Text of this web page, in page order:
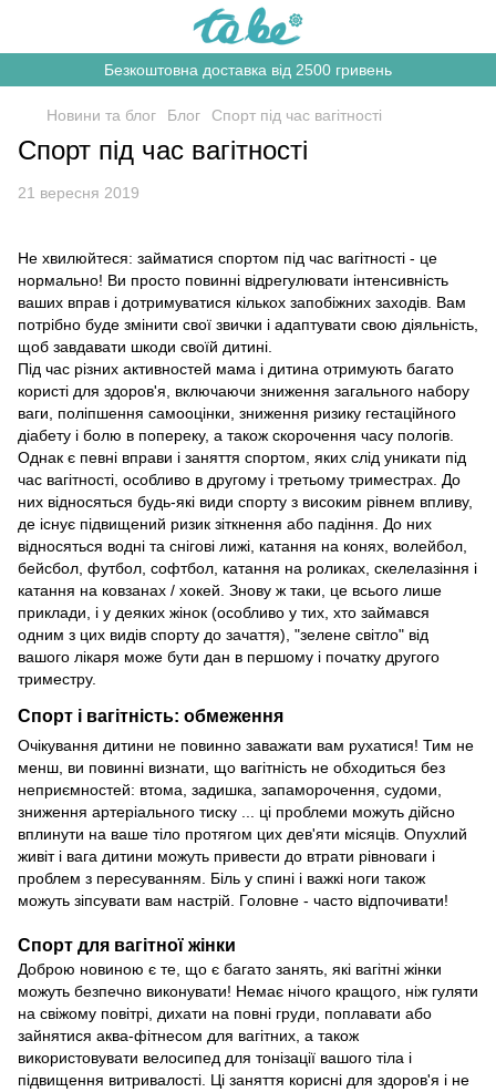
Безкоштовна доставка від 2500 гривень
Новини та блог Блог Спорт під час вагітності
Спорт під час вагітності
21 вересня 2019
Не хвилюйтеся: займатися спортом під час вагітності - це
нормально! Ви просто повинні відрегулювати інтенсивність
ваших вправ і дотримуватися кількох запобіжних заходів. Вам
потрібно буде змінити свої звички і адаптувати свою діяльність,
щоб завдавати шкоди своїй дитині.
Під час різних активностей мама і дитина отримують багато
користі для здоров'я, включаючи зниження загального набору
ваги, поліпшення самооцінки, зниження ризику гестаційного
діабету і болю в попереку, а також скорочення часу пологів.
Однак є певні вправи і заняття спортом, яких слід уникати під
час вагітності, особливо в другому і третьому триместрах. До
них відносяться будь-які види спорту з високим рівнем впливу,
де існує підвищений ризик зіткнення або падіння. До них
відносяться водні та снігові лижі, катання на конях, волейбол,
бейсбол, футбол, софтбол, катання на роликах, скелелазіння і
катання на ковзанах / хокей. Знову ж таки, це всього лише
приклади, і у деяких жінок (особливо у тих, хто займався
одним з цих видів спорту до зачаття), "зелене світло" від
вашого лікаря може бути дан в першому і початку другого
триместру.
Спорт і вагітність: обмеження
Очікування дитини не повинно заважати вам рухатися! Тим не
менш, ви повинні визнати, що вагітність не обходиться без
неприємностей: втома, задишка, запаморочення, судоми,
зниження артеріального тиску ... ці проблеми можуть дійсно
вплинути на ваше тіло протягом цих дев'яти місяців. Опухлий
живіт і вага дитини можуть привести до втрати рівноваги і
проблем з пересуванням. Біль у спині і важкі ноги також
можуть зіпсувати вам настрій. Головне - часто відпочивати!
Спорт для вагітної жінки
Доброю новиною є те, що є багато занять, які вагітні жінки
можуть безпечно виконувати! Немає нічого кращого, ніж гуляти
на свіжому повітрі, дихати на повні груди, поплавати або
зайнятися аква-фітнесом для вагітних, а також
використовувати велосипед для тонізації вашого тіла і
підвищення витривалості. Ці заняття корисні для здоров'я і не